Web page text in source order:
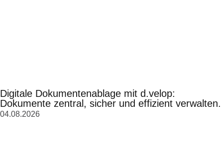
Digitale Dokumentenablage mit d.velop:
Dokumente zentral, sicher und effizient verwalten.
04.08.2026